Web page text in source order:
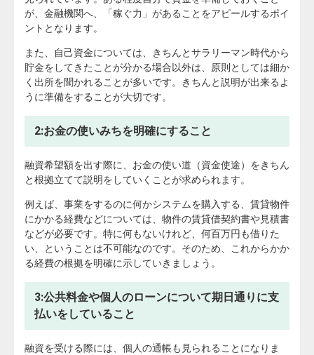
が、金融機関へ、「稼ぐ力」があることをアピールするポイ
ントとなります。
また、自己資金については、きちんとサラリーマン時代から
貯金をしてきたことが分かる場合以外は、原則としては細か
く出所を聞かれることが多いです。きちんと説明が出来るよ
うに準備をすることが大切です。
2:お金の使いみちを明確にすること
融資希望額を出す際に、お金の使い道（資金使途）をきちん
と根拠立てて説明をしていくことが求められます。
例えば、事業をするのに何かシステムを購入する、賃貸物件
にかかる経費などについては、物件の賃貸借契約書や見積書
などが必要です。特に何もないけれど、何百万円も借りた
い、ということは不可能なのです。そのため、これからかか
る経費の根拠を明確に示していきましょう。
3:公共料金や個人のローンについて期日通りに支
払いをしていること
融資を受ける際には、個人の通帳も見られることになりま